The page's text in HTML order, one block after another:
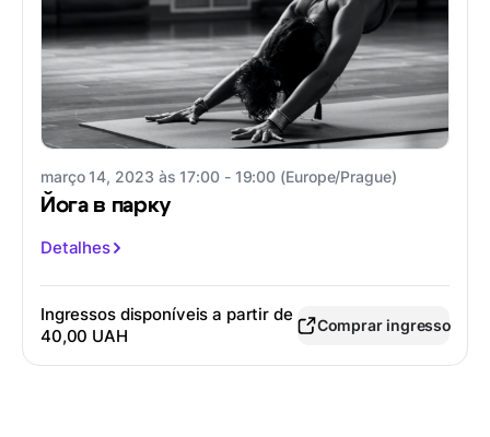
março 14, 2023 às 17:00 - 19:00 (Europe/Prague)
Йога в парку
Detalhes
Ingressos disponíveis a partir de
40,00 UAH
Comprar ingresso